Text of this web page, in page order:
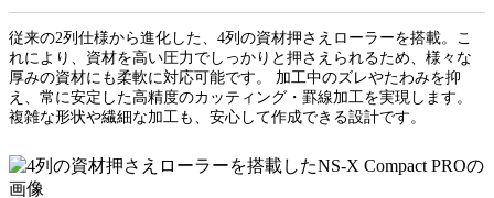
従来の2列仕様から進化した、4列の資材押さえローラーを搭載。こ
れにより、資材を高い圧力でしっかりと押さえられるため、様々な
厚みの資材にも柔軟に対応可能です。 加工中のズレやたわみを抑
え、常に安定した高精度のカッティング・罫線加工を実現します。
複雑な形状や繊細な加工も、安心して作成できる設計です。